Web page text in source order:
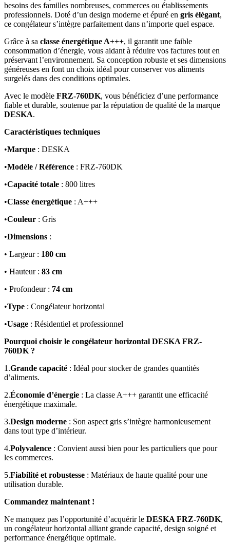
besoins des familles nombreuses, commerces ou établissements
professionnels. Doté d’un design moderne et épuré en gris élégant,
ce congélateur s’intègre parfaitement dans n’importe quel espace.
Grâce à sa classe énergétique A+++, il garantit une faible
consommation d’énergie, vous aidant à réduire vos factures tout en
préservant l’environnement. Sa conception robuste et ses dimensions
généreuses en font un choix idéal pour conserver vos aliments
surgelés dans des conditions optimales.
Avec le modèle FRZ-760DK, vous bénéficiez d’une performance
fiable et durable, soutenue par la réputation de qualité de la marque
DESKA.
Caractéristiques techniques
•Marque : DESKA
•Modèle / Référence : FRZ-760DK
•Capacité totale : 800 litres
•Classe énergétique : A+++
•Couleur : Gris
•Dimensions :
• Largeur : 180 cm
• Hauteur : 83 cm
• Profondeur : 74 cm
•Type : Congélateur horizontal
•Usage : Résidentiel et professionnel
Pourquoi choisir le congélateur horizontal DESKA FRZ-
760DK ?
1.Grande capacité : Idéal pour stocker de grandes quantités
d’aliments.
2.Économie d’énergie : La classe A+++ garantit une efficacité
énergétique maximale.
3.Design moderne : Son aspect gris s’intègre harmonieusement
dans tout type d’intérieur.
4.Polyvalence : Convient aussi bien pour les particuliers que pour
les commerces.
5.Fiabilité et robustesse : Matériaux de haute qualité pour une
utilisation durable.
Commandez maintenant !
Ne manquez pas l’opportunité d’acquérir le DESKA FRZ-760DK,
un congélateur horizontal alliant grande capacité, design soigné et
performance énergétique optimale.